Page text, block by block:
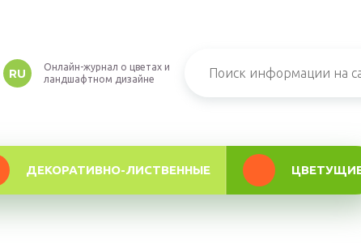
RU
Онлайн-журнал о цветах и
ландшафтном дизайне
ДЕКОРАТИВНО-ЛИСТВЕННЫЕ